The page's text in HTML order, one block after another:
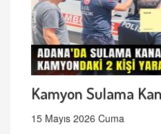
Kamyon Sulama
15 Mayıs 2026 Cuma